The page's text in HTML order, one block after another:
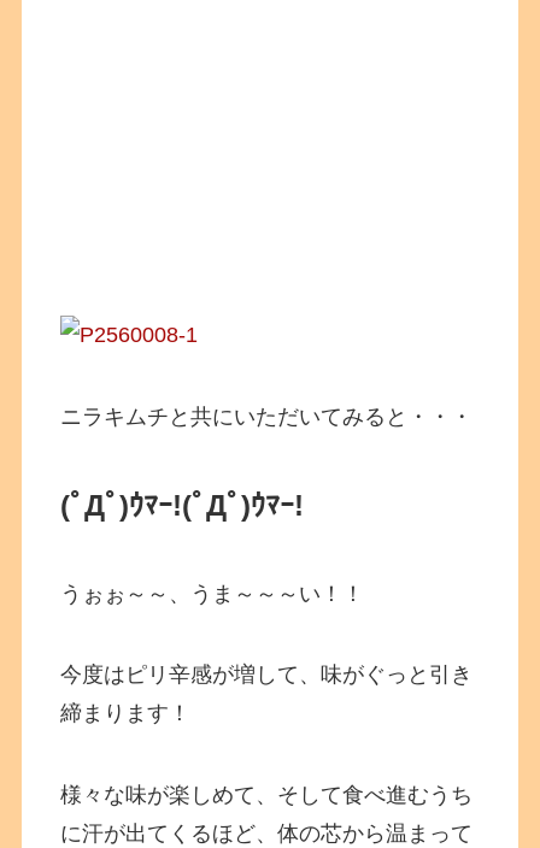
ニラキムチと共にいただいてみると・・・
(ﾟДﾟ)ｳﾏｰ!(ﾟДﾟ)ｳﾏｰ!
うぉぉ～～、うま～～～い！！
今度はピリ辛感が増して、味がぐっと引き
締まります！
様々な味が楽しめて、そして食べ進むうち
に汗が出てくるほど、体の芯から温まって